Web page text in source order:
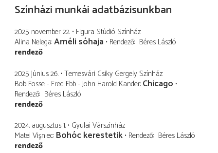
Színházi munkái adatbázisunkban
2025. november 22. Figura Stúdió Színház
Alina Nelega Améli sóhaja Rendező Béres László
rendező
2025. június 26. Temesvári Csiky Gergely Színház
Bob Fosse - Fred Ebb - John Harold Kander Chicago
Rendező Béres László
rendező
2024. augusztus 1. Gyulai Várszínház
Matei Vişniec Bohóc kerestetik Rendező Béres László
rendező